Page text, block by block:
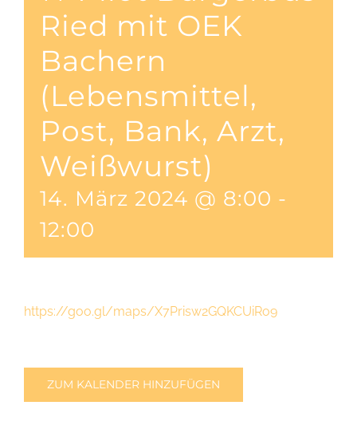
Ried mit OEK
Bachern
(Lebensmittel,
Post, Bank, Arzt,
Weißwurst)
14. März 2024 @ 8:00 -
12:00
https://goo.gl/maps/X7Prisw2GQKCUiRo9
ZUM KALENDER HINZUFÜGEN